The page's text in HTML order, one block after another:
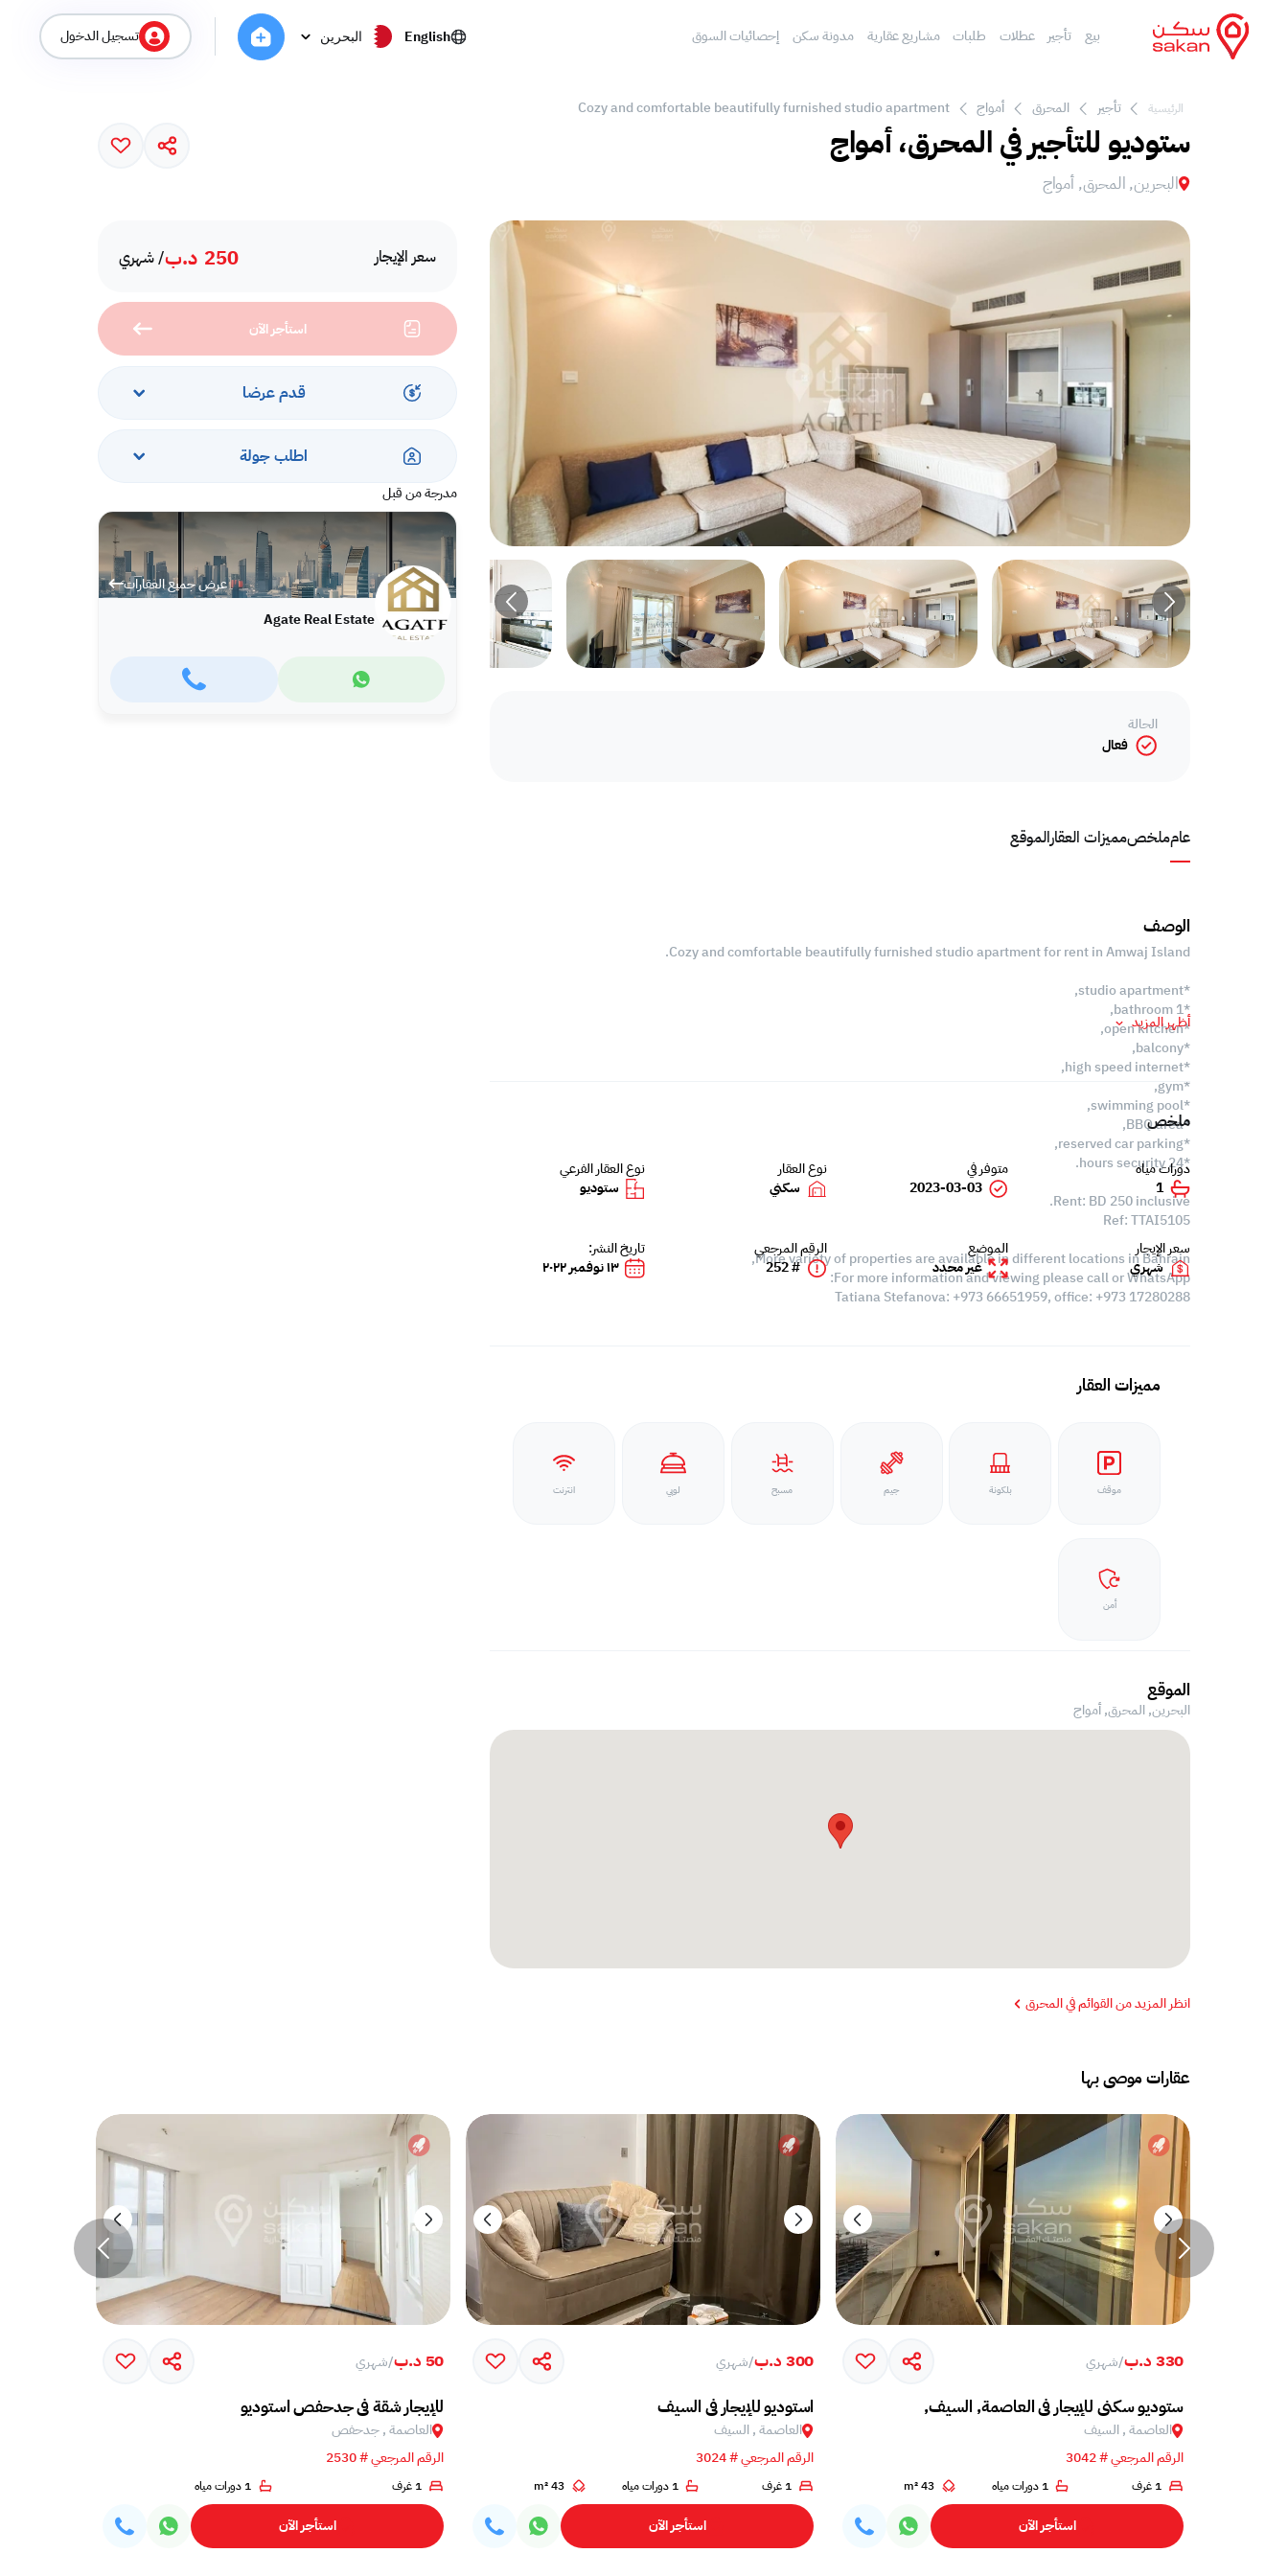
بيع تأجير عطلات طلبات مشاريع عقارية مدونة سكن إحصائيات السوق English البحرين تسجيل الدخول
الرئيسية تأجير المحرق أمواج Cozy and comfortable beautifully furnished studio apartment
ستوديو للتأجير في المحرق، أمواج
البحرين, المحرق, أمواج
سعر الإيجار 250 د.ب/ شهري
استأجر الآن
قدم عرضا
اطلب جولة
مدرجة من قبل
عرض جميع العقارات
Agate Real Estate
عامملخصمميزات العقارالموقع
الحالة
فعال
الوصف
Cozy and comfortable beautifully furnished studio apartment for rent in Amwaj Island.
*studio apartment,
*1 bathroom,
*open kitchen,
*balcony,
*high speed internet,
*gym,
*swimming pool,
*BBQ area,
*reserved car parking,
*24 hours security.
Rent: BD 250 inclusive.
Ref: TTAI5105
More variety of properties are available in different locations in Bahrain,
For more information and viewing please call or WhatsApp:
Tatiana Stefanova: +973 66651959, office: +973 17280288
أظهر المزيد
ملخص
دورات مياه
1
متوفر في
2023-03-03
نوع العقار
سكني
نوع العقار الفرعي
ستوديو
سعر الإيجار
شهري
الموضع
غير محدد
الرقم المرجعي
# 252
تاريخ النشر:
١٣ نوفمبر ٢٠٢٢
مميزات العقار
موقف بلكونة جيم مسبح لوبي انترنت
أمن
الموقع
البحرين, المحرق,أمواج
انظر المزيد من القوائم في المحرق
عقارات موصى بها
330 د.ب /شهري
ستوديو سكني للإيجار في العاصمة, السيف,
العاصمة , السيف
الرقم المرجعي # 3042
1 غرف 1 دورات مياه 43 m²
استأجر الآن
300 د.ب /شهري
استوديو للإيجار في السيف
العاصمة , السيف
الرقم المرجعي # 3024
1 غرف 1 دورات مياه 43 m²
استأجر الآن
50 د.ب /شهري
للإيجار شقة في جدحفص استوديو
العاصمة , جدحفص
الرقم المرجعي # 2530
1 غرف 1 دورات مياه
استأجر الآن